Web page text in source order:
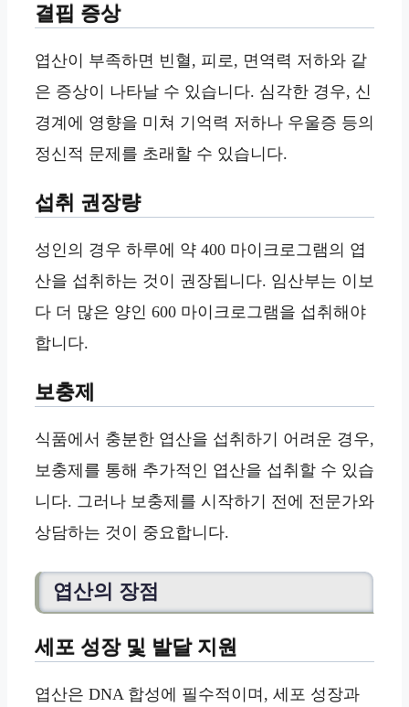
결핍 증상
엽산이 부족하면 빈혈, 피로, 면역력 저하와 같
은 증상이 나타날 수 있습니다. 심각한 경우, 신
경계에 영향을 미쳐 기억력 저하나 우울증 등의
정신적 문제를 초래할 수 있습니다.
섭취 권장량
성인의 경우 하루에 약 400 마이크로그램의 엽
산을 섭취하는 것이 권장됩니다. 임산부는 이보
다 더 많은 양인 600 마이크로그램을 섭취해야
합니다.
보충제
식품에서 충분한 엽산을 섭취하기 어려운 경우,
보충제를 통해 추가적인 엽산을 섭취할 수 있습
니다. 그러나 보충제를 시작하기 전에 전문가와
상담하는 것이 중요합니다.
엽산의 장점
세포 성장 및 발달 지원
엽산은 DNA 합성에 필수적이며, 세포 성장과